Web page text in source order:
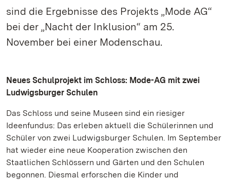
sind die Ergebnisse des Projekts „Mode AG“
bei der „Nacht der Inklusion“ am 25.
November bei einer Modenschau.
Neues Schulprojekt im Schloss: Mode-AG mit zwei
Ludwigsburger Schulen
Das Schloss und seine Museen sind ein riesiger
Ideenfundus: Das erleben aktuell die Schülerinnen und
Schüler von zwei Ludwigsburger Schulen. Im September
hat wieder eine neue Kooperation zwischen den
Staatlichen Schlössern und Gärten und den Schulen
begonnen. Diesmal erforschen die Kinder und